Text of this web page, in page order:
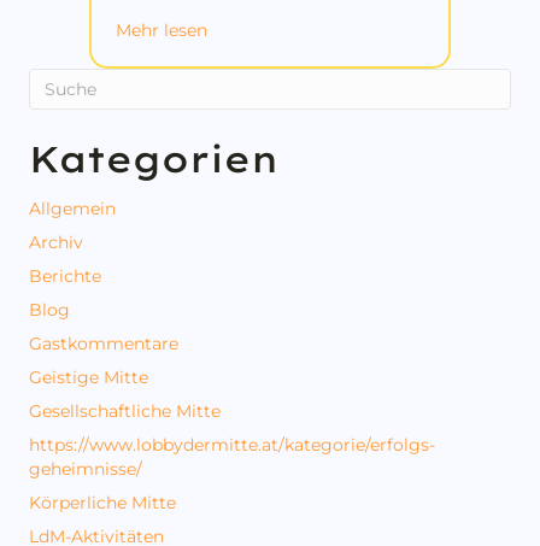
Mehr lesenabout Debatte mit Schellhorn – NEOS
Kategorien
Allgemein
Archiv
Berichte
Blog
Gastkommentare
Geistige Mitte
Gesellschaftliche Mitte
https://www.lobbydermitte.at/kategorie/erfolgs-
geheimnisse/
Körperliche Mitte
LdM-Aktivitäten